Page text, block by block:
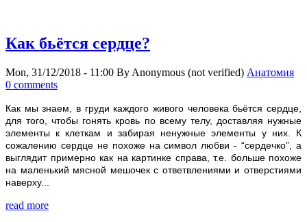
Как бьётся сердце?
Mon, 31/12/2018 - 11:00 By Anonymous (not verified) Анатомия
0 comments
Как мы знаем, в груди каждого живого человека бьётся сердце,
для того, чтобы гонять кровь по всему телу, доставляя нужные
элементы к клеткам и забирая ненужные элементы у них. К
сожалению сердце не похоже на символ любви - “сердечко”, а
выглядит примерно как на картинке справа, т.е. больше похоже
на маленький мясной мешочек с ответвлениями и отверстиями
наверху...
read more